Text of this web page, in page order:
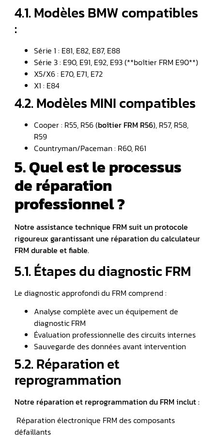
4.1. Modèles BMW compatibles
:
Série 1 : E81, E82, E87, E88
Série 3 : E90, E91, E92, E93 (**boîtier FRM E90**)
X5/X6 : E70, E71, E72
X1 : E84
4.2. Modèles MINI compatibles
Cooper : R55, R56 (boîtier FRM R56), R57, R58,
R59
Countryman/Paceman : R60, R61
5. Quel est le processus
de réparation
professionnel ?
Notre assistance technique FRM suit un protocole
rigoureux garantissant une réparation du calculateur
FRM durable et fiable.
5.1. Étapes du diagnostic FRM
Le diagnostic approfondi du FRM comprend :
Analyse complète avec un équipement de
diagnostic FRM
Évaluation professionnelle des circuits internes
Sauvegarde des données avant intervention
5.2. Réparation et
reprogrammation
Notre réparation et reprogrammation du FRM inclut :
️ Réparation électronique FRM des composants
défaillants